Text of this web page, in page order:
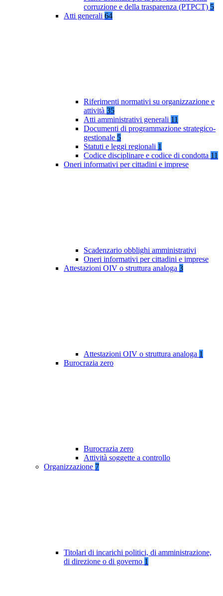
corruzione e della trasparenza (PTPCT) 5
Atti generali 64
Riferimenti normativi su organizzazione e
attività 35
Atti amministrativi generali 11
Documenti di programmazione strategico-
gestionale 5
Statuti e leggi regionali 1
Codice disciplinare e codice di condotta 11
Oneri informativi per cittadini e imprese
Scadenzario obblighi amministrativi
Oneri informativi per cittadini e imprese
Attestazioni OIV o struttura analoga 3
Attestazioni OIV o struttura analoga 1
Burocrazia zero
Burocrazia zero
Attività soggette a controllo
Organizzazione 7
Titolari di incarichi politici, di amministrazione,
di direzione o di governo 1